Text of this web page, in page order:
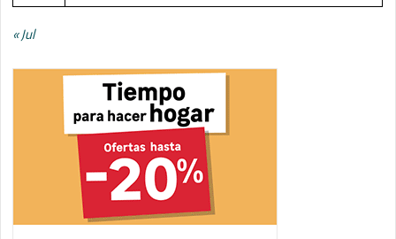
« Jul